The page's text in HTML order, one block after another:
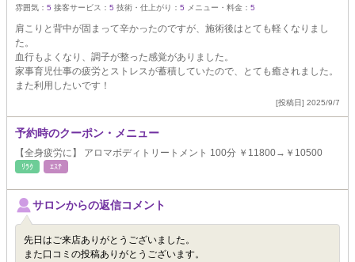
雰囲気： 5 接客サービス： 5 技術・仕上がり： 5 メニュー・料金： 5
肩こりと背中が固まって辛かったのですが、施術後はとても軽くなりまし
た。
血行もよくなり、調子が整った感覚がありました。
家事育児仕事の疲労とストレスが蓄積していたので、とても癒されました。
また利用したいです！
[投稿日] 2025/9/7
予約時のクーポン・メニュー
【全身疲労に】 アロマボディトリートメント 100分 ￥11800→￥10500
ﾘﾗｸ ｴｽﾃ
サロンからの返信コメント
先日はご来店ありがとうございました。
また口コミの投稿ありがとうございます。